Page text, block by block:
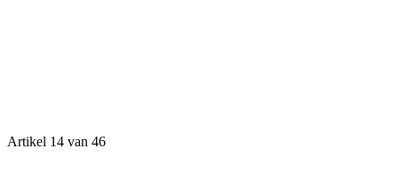
Artikel 14 van 46